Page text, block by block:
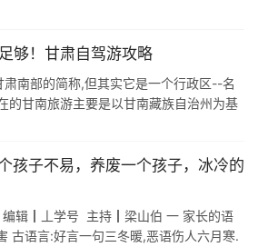
够！甘肃自驾游攻略
南部的简称,但其实它是一个行政区--名
的甘南旅游主要是以甘南藏族自治州为基
孩子不易，养废一个孩子，冰冷的
辑┃丄学号 主持┃梁山伯 一 家长的语
古语言:好言一句三冬暖,恶语伤人六月寒.